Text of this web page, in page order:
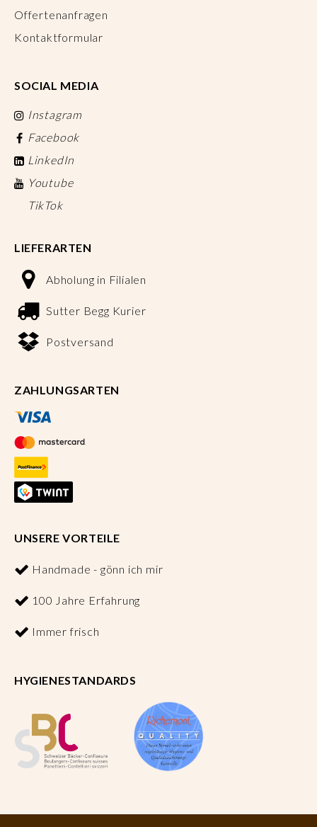
Offertenanfragen
Kontaktformular
SOCIAL MEDIA
Instagram
Facebook
LinkedIn
Youtube
TikTok
LIEFERARTEN
Abholung in Filialen
Sutter Begg Kurier
Postversand
ZAHLUNGSARTEN
UNSERE VORTEILE
Handmade - gönn ich mir
100 Jahre Erfahrung
Immer frisch
HYGIENESTANDARDS